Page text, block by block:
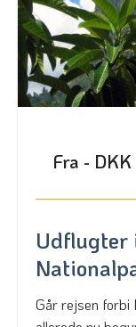
Fra - DKK
Udflugter
Går rejsen forbi